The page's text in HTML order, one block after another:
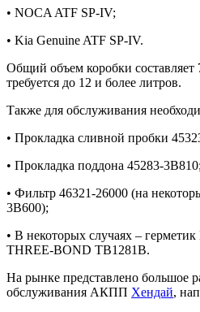
• NOCA ATF SP-IV;
• Kia Genuine ATF SP-IV.
Общий объем коробки
требуется до 12 и более литров.
Также для обслуживания
• Прокладка сливной пробки
• Прокладка поддона 45283-3B810;
• Фильтр 46321-26000 (на
3B600);
• В некоторых случаях –
THREE-BOND TB1281B.
На рынке представлено большое
обслуживания АКПП Хендай,